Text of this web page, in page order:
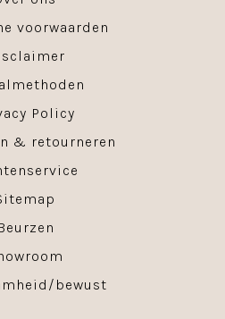
voorwaarden
Policy
& retourneren
bewust